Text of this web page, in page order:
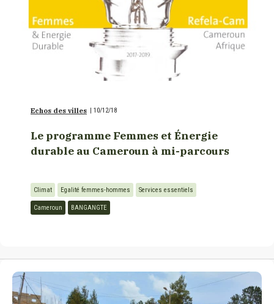
Echos des villes | 10/12/18
Le programme Femmes et Énergie
durable au Cameroun à mi-parcours
Climat Egalité femmes-hommes Services essentiels
Cameroun BANGANGTE